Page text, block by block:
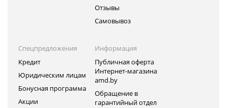
Отзывы
Самовывоз
Спецпредложения
Кредит
Юридическим лицам
Бонусная программа
Акции
Информация
Публичная оферта
Интернет-магазина
amd.by
Обращение в
гарантийный отдел